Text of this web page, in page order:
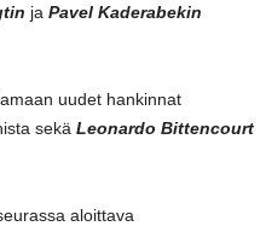
ja Pavel Kaderabekin
uudet hankinnat
sekä Leonardo Bittencourt
aloittava